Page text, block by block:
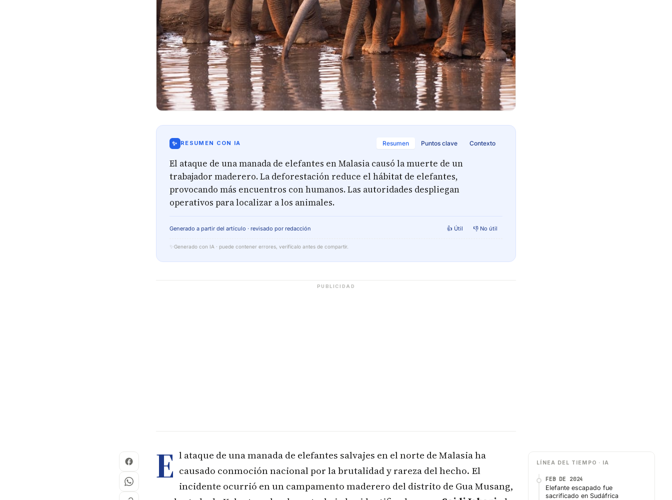
✨ RESUMEN CON IA Resumen Puntos clave Contexto
El ataque de una manada de elefantes en Malasia causó la muerte de un
trabajador maderero. La deforestación reduce el hábitat de elefantes,
provocando más encuentros con humanos. Las autoridades despliegan
operativos para localizar a los animales.
Generado a partir del artículo · revisado por redacción 👍 Útil 👎 No útil
✨ Generado con IA · puede contener errores, verifícalo antes de compartir.
PUBLICIDAD
E l ataque de una manada de elefantes salvajes en el norte de Malasia ha
causado conmoción nacional por la brutalidad y rareza del hecho. El
incidente ocurrió en un campamento maderero del distrito de Gua Musang,
LÍNEA DEL TIEMPO · IA
FEB DE 2024
Elefante escapado fue
sacrificado en Sudáfrica